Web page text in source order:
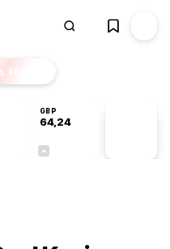
EKSTRA
GBP
64,24